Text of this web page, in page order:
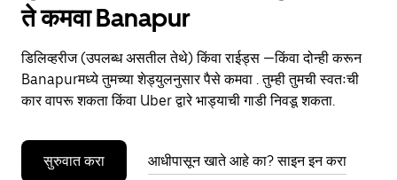
ते कमवा Banapur
डिलिव्हरीज (उपलब्ध असतील तेथे) किंवा राईड्स —किंवा दोन्ही करून
Banapurमध्ये तुमच्या शेड्युलनुसार पैसे कमवा . तुम्ही तुमची स्वतःची
कार वापरू शकता किंवा Uber द्वारे भाड्याची गाडी निवडू शकता.
सुरुवात करा आधीपासून खाते आहे का? साइन इन करा